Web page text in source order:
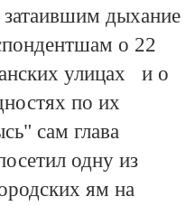
затаившим дыхание
о 22
улицах и о
по их
сам глава
одну из
ям на